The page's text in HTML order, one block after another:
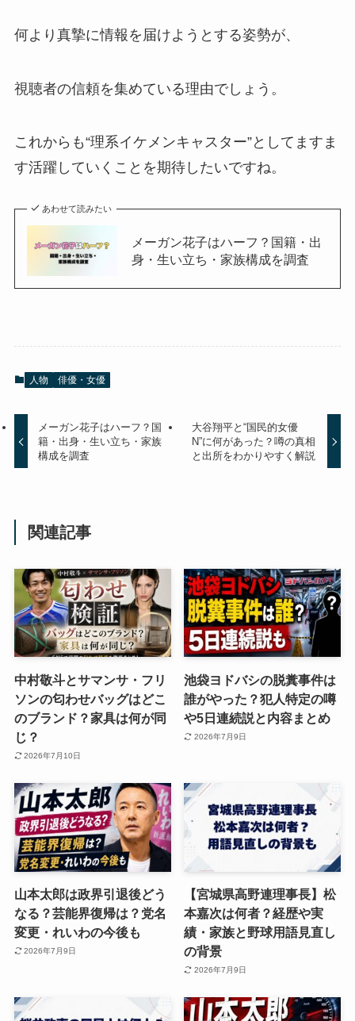
何より真摯に情報を届けようとする姿勢が、
視聴者の信頼を集めている理由でしょう。
これからも“理系イケメンキャスター”としてますま
す活躍していくことを期待したいですね。
あわせて読みたい
メーガン花子はハーフ？国籍・出
身・生い立ち・家族構成を調査
人物 俳優・女優
メーガン花子はハーフ？国
籍・出身・生い立ち・家族
構成を調査
大谷翔平と“国民的女優
N”に何があった？噂の真相
と出所をわかりやすく解説
関連記事
中村敬斗とサマンサ・フリ
ソンの匂わせバッグはどこ
のブランド？家具は何が同
じ？
2026年7月10日
池袋ヨドバシの脱糞事件は
誰がやった？犯人特定の噂
や5日連続説と内容まとめ
2026年7月9日
山本太郎は政界引退後どう
なる？芸能界復帰は？党名
変更・れいわの今後も
2026年7月9日
【宮城県高野連理事長】松
本嘉次は何者？経歴や実
績・家族と野球用語見直し
の背景
2026年7月9日